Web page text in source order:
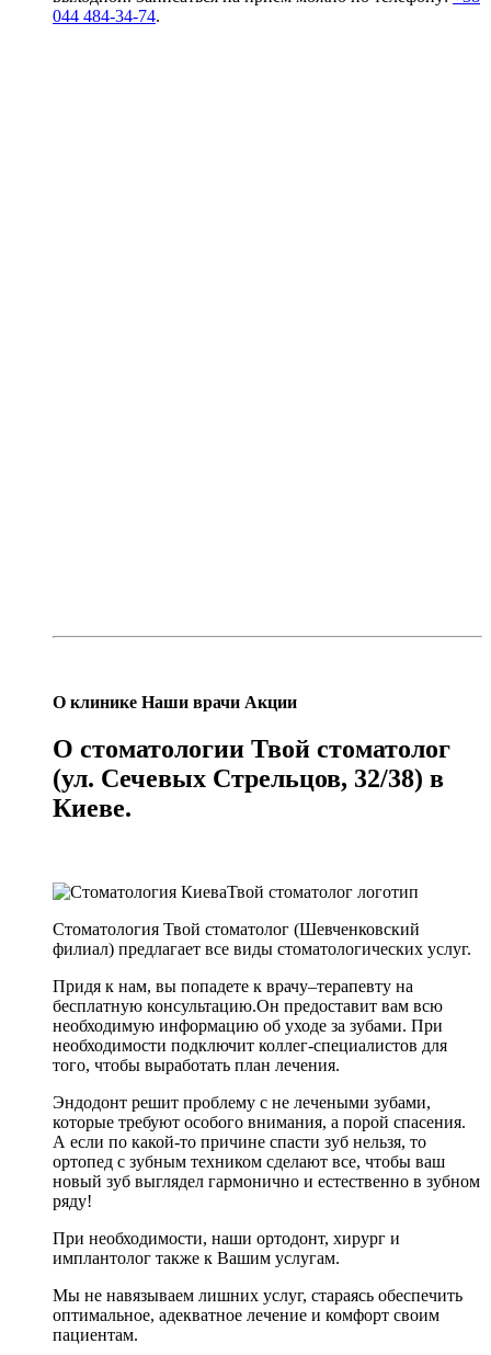
044 484-34-74.
О клинике Наши врачи Акции
О стоматологии Твой стоматолог
(ул. Сечевых Стрельцов, 32/38) в
Киеве.
Стоматология Твой стоматолог (Шевченковский
филиал) предлагает все виды стоматологических услуг.
Придя к нам, вы попадете к врачу–терапевту на
бесплатную консультацию.Он предоставит вам всю
необходимую информацию об уходе за зубами. При
необходимости подключит коллег-специалистов для
того, чтобы выработать план лечения.
Эндодонт решит проблему с не лечеными зубами,
которые требуют особого внимания, а порой спасения.
А если по какой-то причине спасти зуб нельзя, то
ортопед с зубным техником сделают все, чтобы ваш
новый зуб выглядел гармонично и естественно в зубном
ряду!
При необходимости, наши ортодонт, хирург и
имплантолог также к Вашим услугам.
Мы не навязываем лишних услуг, стараясь обеспечить
оптимальное, адекватное лечение и комфорт своим
пациентам.